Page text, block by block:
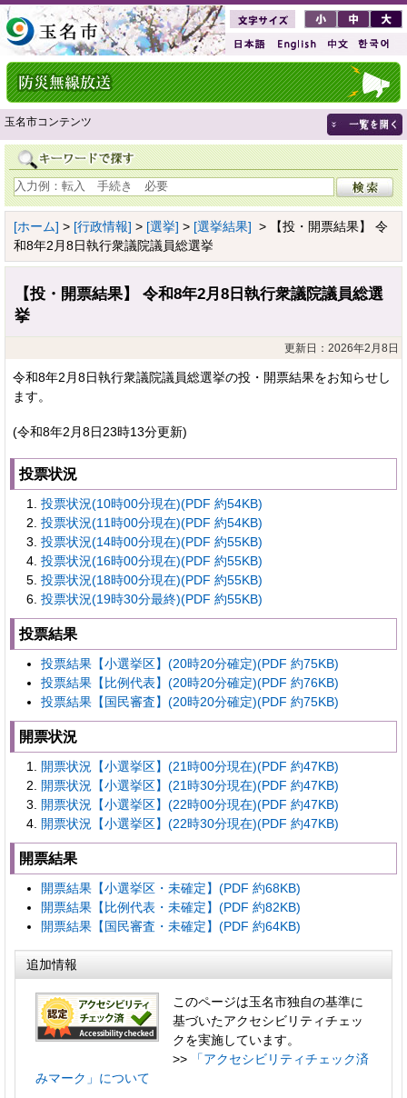
玉名市コンテンツ
[ホーム] > [行政情報] > [選挙] > [選挙結果] > 【投・開票結果】 令
和8年2月8日執行衆議院議員総選挙
【投・開票結果】 令和8年2月8日執行衆議院議員総選
挙
更新日：2026年2月8日
令和8年2月8日執行衆議院議員総選挙の投・開票結果をお知らせし
ます。
(令和8年2月8日23時13分更新)
投票状況
投票状況(10時00分現在)(PDF 約54KB)
投票状況(11時00分現在)(PDF 約54KB)
投票状況(14時00分現在)(PDF 約55KB)
投票状況(16時00分現在)(PDF 約55KB)
投票状況(18時00分現在)(PDF 約55KB)
投票状況(19時30分最終)(PDF 約55KB)
投票結果
投票結果【小選挙区】(20時20分確定)(PDF 約75KB)
投票結果【比例代表】(20時20分確定)(PDF 約76KB)
投票結果【国民審査】(20時20分確定)(PDF 約75KB)
開票状況
開票状況【小選挙区】(21時00分現在)(PDF 約47KB)
開票状況【小選挙区】(21時30分現在)(PDF 約47KB)
開票状況【小選挙区】(22時00分現在)(PDF 約47KB)
開票状況【小選挙区】(22時30分現在)(PDF 約47KB)
開票結果
開票結果【小選挙区・未確定】(PDF 約68KB)
開票結果【比例代表・未確定】(PDF 約82KB)
開票結果【国民審査・未確定】(PDF 約64KB)
追加情報
このページは玉名市独自の基準に
基づいたアクセシビリティチェッ
クを実施しています。
>>
「アクセシビリティチェック済
みマーク」について